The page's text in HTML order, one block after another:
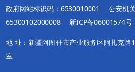
政府网站标识码：6530010001
公安机
65300102000008
新ICP备06001574号
地 址：新疆阿图什市产业服务区阿扎克路
室